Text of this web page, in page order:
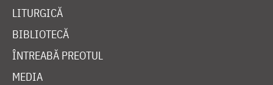
LITURGICĂ
BIBLIOTECĂ
ÎNTREABĂ PREOTUL
MEDIA